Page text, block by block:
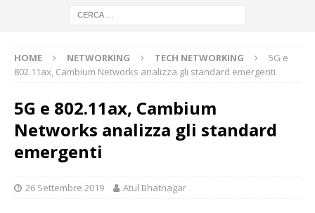
HOME NETWORKING TECH NETWORKING
5G e
802.11ax, Cambium Networks analizza gli standard emergenti
5G e 802.11ax, Cambium
Networks analizza gli standard
emergenti
26 Settembre 2019 Atul Bhatnagar